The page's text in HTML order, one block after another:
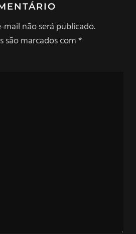
mail não será publicado.
são marcados com*